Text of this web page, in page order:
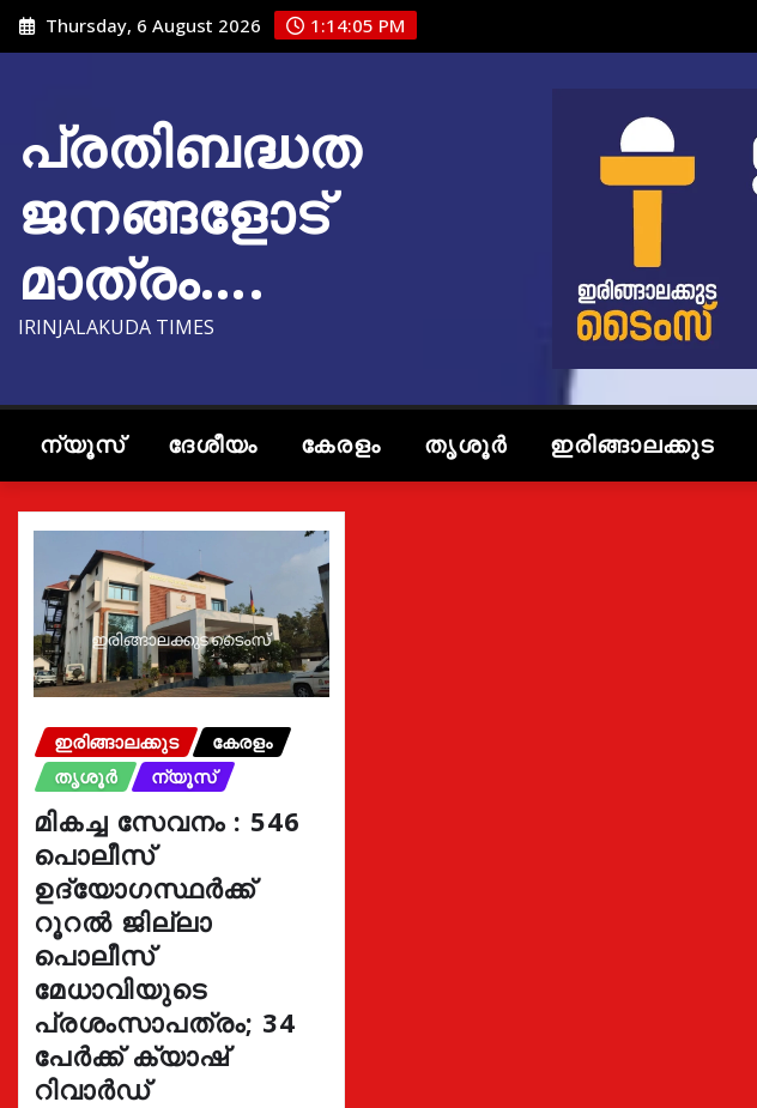
Skip
to
Thursday, 6 August 2026 1:14:06 PM
പ്രതിബദ്ധത
ജനങ്ങളോട്
മാത്രം….
IRINJALAKUDA TIMES
ന്യൂസ് ദേശീയം കേരളം തൃശൂർ ഇരിങ്ങാലക്കുട
ഇരിങ്ങാലക്കുട
കേരളം
തൃശൂർ
ന്യൂസ്
മികച്ച സേവനം : 546
പൊലീസ്
ഉദ്യോഗസ്ഥർക്ക്
റൂറൽ ജില്ലാ
പൊലീസ്
മേധാവിയുടെ
പ്രശംസാപത്രം; 34
പേർക്ക് ക്യാഷ്
റിവാർഡ്